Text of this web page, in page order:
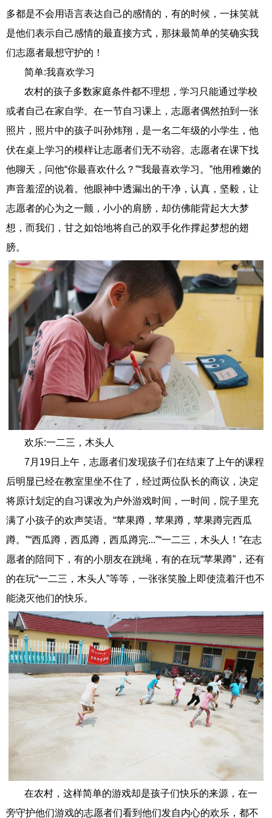
多都是不会用语言表达自己的感情的，有的时候，一抹笑就
是他们表示自己感情的最直接方式，那抹最简单的笑确实我
们志愿者最想守护的！
简单:我喜欢学习
农村的孩子多数家庭条件都不理想，学习只能通过学校
或者自己在家自学。在一节自习课上，志愿者偶然拍到一张
照片，照片中的孩子叫孙炜翔，是一名二年级的小学生，他
伏在桌上学习的模样让志愿者们无不动容。志愿者在课下找
他聊天，问他“你最喜欢什么？”“我最喜欢学习。”他用稚嫩的
声音羞涩的说着。他眼神中透漏出的干净，认真，坚毅，让
志愿者的心为之一颤，小小的肩膀，却仿佛能背起大大梦
想，而我们，甘之如饴地将自己的双手化作撑起梦想的翅
膀。
欢乐:一二三，木头人
7月19日上午，志愿者们发现孩子们在结束了上午的课程
后明显已经在教室里坐不住了，经过两位队长的商议，决定
将原计划定的自习课改为户外游戏时间，一时间，院子里充
满了小孩子的欢声笑语。“苹果蹲，苹果蹲，苹果蹲完西瓜
蹲。”“西瓜蹲，西瓜蹲，西瓜蹲完...”“一二三，木头人！”在志
愿者的陪同下，有的小朋友在跳绳，有的在玩“苹果蹲”，还有
的在玩“一二三，木头人”等等，一张张笑脸上即使流着汗也不
能浇灭他们的快乐。
在农村，这样简单的游戏却是孩子们快乐的来源，在一
旁守护他们游戏的志愿者们看到他们发自内心的欢乐，都不